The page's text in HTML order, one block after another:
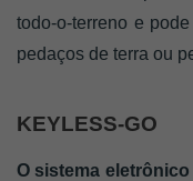
todo-o-terreno e
pedaços de terra ou
KEYLESS-GO
O sistema eletrônico